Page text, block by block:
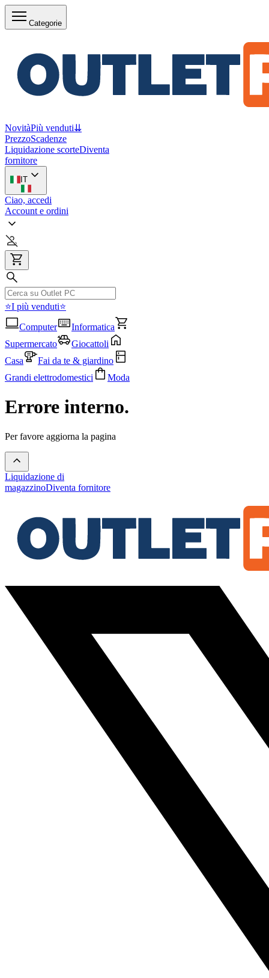
Categorie
NovitàPiù venduti⇊
PrezzoScadenze
Liquidazione scorteDiventa
fornitore
IT
Ciao, accedi
Account e ordini
⭐I più venduti⭐
Computer
Informatica
Supermercato
Giocattoli
Casa
Fai da te & giardino
Grandi elettrodomestici
Moda
Errore interno.
Per favore aggiorna la pagina
Liquidazione di
magazzinoDiventa fornitore